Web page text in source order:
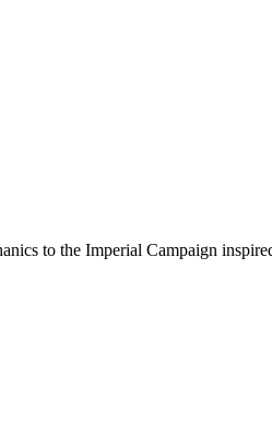
to the Imperial Campaign